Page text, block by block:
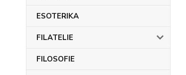
ESOTERIKA
FILATELIE
FILOSOFIE